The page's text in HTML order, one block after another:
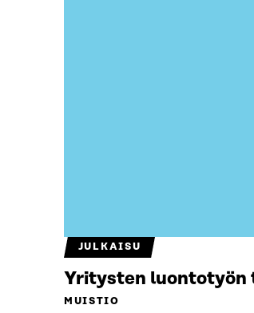
JULKAISU
Yritysten luontotyön
MUISTIO